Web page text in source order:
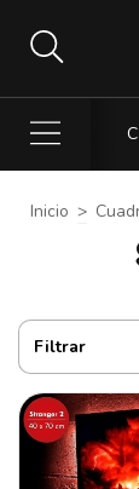
Inicio >
Filtrar